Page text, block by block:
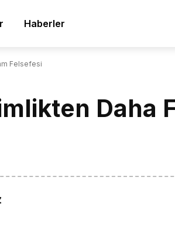
Haberler
Felsefesi
Daha